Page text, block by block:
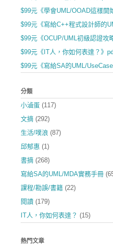
$99元《學會UML/OOAD這樣開
$99元《寫給C++程式設計師的
$99元《OCUP/UML初級認證攻
$99元《IT人，你如何表達？》
$99元《寫給SA的UML/
分類
小滷蛋 (117)
文摘 (292)
生活/噗浪 (87)
邱郁惠 (1)
書摘 (268)
寫給SA的UML/MDA實務手冊
課程/勘誤/書籍 (22)
閱讀 (179)
IT人，你如何表達？ (15)
熱門文章